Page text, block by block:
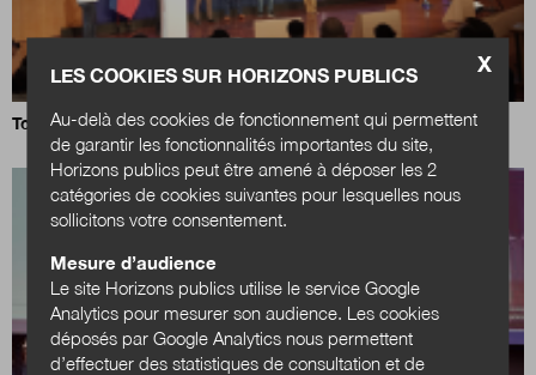
Tour d’horizon des IA métiers dans l’Etat
X
LES COOKIES SUR HORIZONS PUBLICS
Au-delà des cookies de fonctionnement qui permettent
de garantir les fonctionnalités importantes du site,
Horizons publics peut être amené à déposer les 2
catégories de cookies suivantes pour lesquelles nous
sollicitons votre consentement.
Mesure d’audience
Le site Horizons publics utilise le service Google
Analytics pour mesurer son audience. Les cookies
déposés par Google Analytics nous permettent
d’effectuer des statistiques de consultation et de